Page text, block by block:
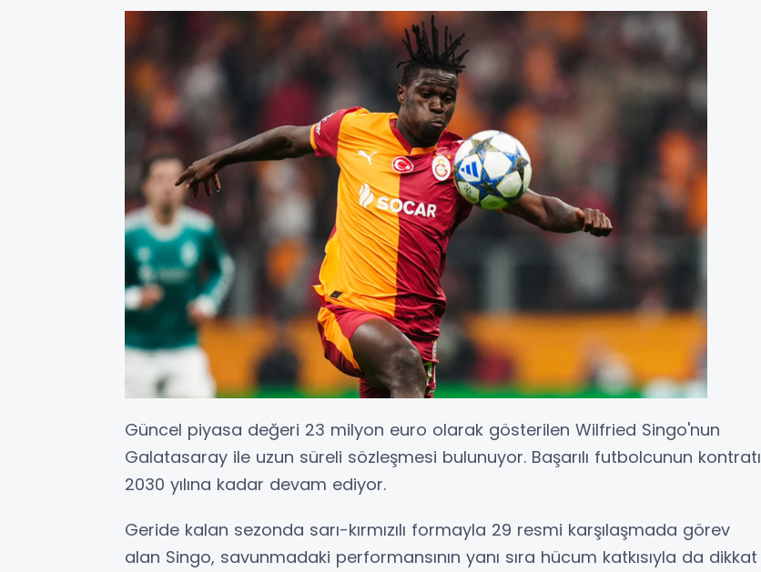
Güncel piyasa değeri 23 milyon euro olarak gösterilen Wilfried Singo'nun
Galatasaray ile uzun süreli sözleşmesi bulunuyor. Başarılı futbolcunun kontratı
2030 yılına kadar devam ediyor.
Geride kalan sezonda sarı-kırmızılı formayla 29 resmi karşılaşmada görev
alan Singo, savunmadaki performansının yanı sıra hücum katkısıyla da dikkat